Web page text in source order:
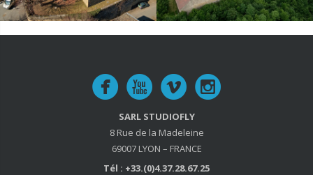
SARL STUDIOFLY
8 Rue de la Madeleine
69007 LYON – FRANCE
Tél : +33.(0)4.37.28.67.25